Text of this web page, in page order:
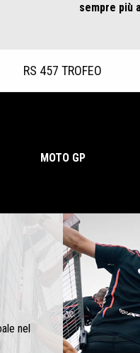
sempre più
RS 457 TROFEO
MOTO GP
nel